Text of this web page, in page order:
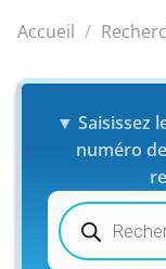
Accueil /
▼ Saisissez
numéro
Recherche
de
produits